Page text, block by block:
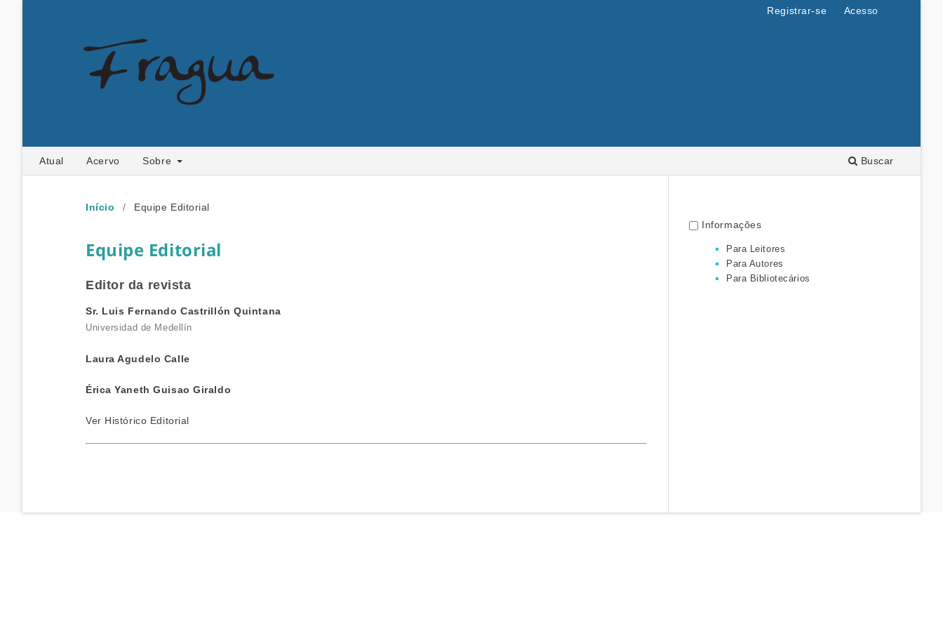
Atual Acervo Sobre Buscar
Registrar-se Acesso
Início / Equipe Editorial
Equipe Editorial
Editor da revista
Sr. Luis Fernando Castrillón Quintana
Universidad de Medellín
Laura Agudelo Calle
Érica Yaneth Guisao Giraldo
Ver Histórico Editorial
Informações
Para Leitores
Para Autores
Para Bibliotecários